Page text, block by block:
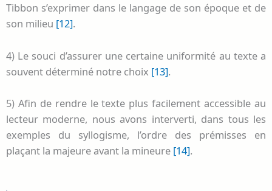
Tibbon s’exprimer dans le langage de son époque et de
son milieu [12].
4) Le souci d’assurer une certaine uniformité au texte a
souvent déterminé notre choix [13].
5) Afin de rendre le texte plus facilement accessible au
lecteur moderne, nous avons interverti, dans tous les
exemples du syllogisme, l’ordre des prémisses en
plaçant la majeure avant la mineure [14].